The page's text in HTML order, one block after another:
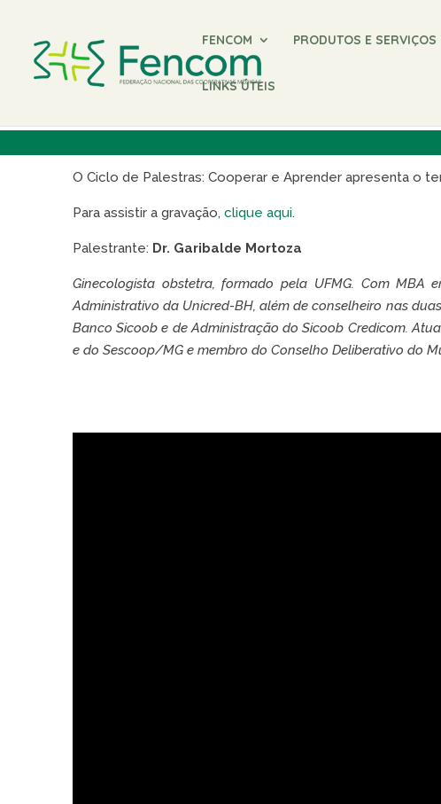
FENCOM PRODUTOS E SERVIÇOS
LINKS ÚTEIS
O Ciclo de Palestras: Cooperar e Aprender apresenta o
Para assistir a gravação, clique aqui.
Palestrante: Dr. Garibalde Mortoza
Ginecologista obstetra, formado pela UFMG. Com MBA
Administrativo da Unicred-BH, além de conselheiro nas
Banco Sicoob e de Administração do Sicoob Credicom.
e do Sescoop/MG e membro do Conselho Deliberativo do